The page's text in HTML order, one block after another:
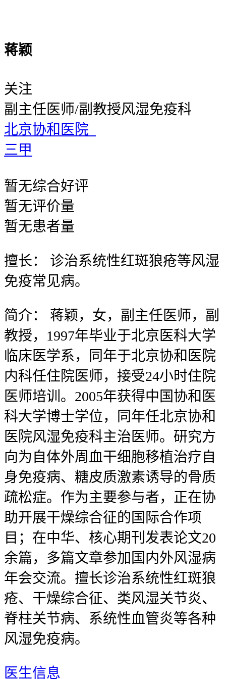
蒋颖
关注
副主任医师/副教授风湿免疫科
北京协和医院
三甲
暂无综合好评
暂无评价量
暂无患者量
擅长：
诊治系统性红斑狼疮等风湿
免疫常见病。
简介：
蒋颖，女，副主任医师，副
教授，1997年毕业于北京医科大学
临床医学系，同年于北京协和医院
内科任住院医师，接受24小时住院
医师培训。2005年获得中国协和医
科大学博士学位，同年任北京协和
医院风湿免疫科主治医师。研究方
向为自体外周血干细胞移植治疗自
身免疫病、糖皮质激素诱导的骨质
疏松症。作为主要参与者，正在协
助开展干燥综合征的国际合作项
目；在中华、核心期刊发表论文20
余篇，多篇文章参加国内外风湿病
年会交流。擅长诊治系统性红斑狼
疮、干燥综合征、类风湿关节炎、
脊柱关节病、系统性血管炎等各种
风湿免疫病。
医生信息